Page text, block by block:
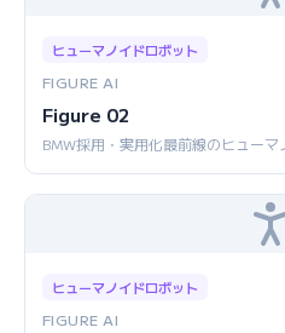
ヒューマノイドロボット
FIGURE AI
Figure 02
BMW採用・実用化最前線のヒューマ
ヒューマノイドロボット
FIGURE AI